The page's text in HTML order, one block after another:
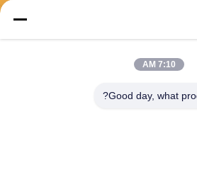
7:10 AM
Good day, what